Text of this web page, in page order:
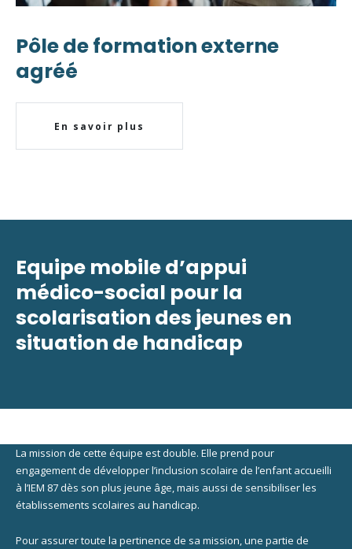
Pôle de formation externe
agréé
En savoir plus
Equipe mobile d’appui
médico-social pour la
scolarisation des jeunes en
situation de handicap
La mission de cette équipe est double. Elle prend pour
engagement de développer l’inclusion scolaire de l’enfant accueilli
à l’IEM 87 dès son plus jeune âge, mais aussi de sensibiliser les
établissements scolaires au handicap.
Pour assurer toute la pertinence de sa mission, une partie de